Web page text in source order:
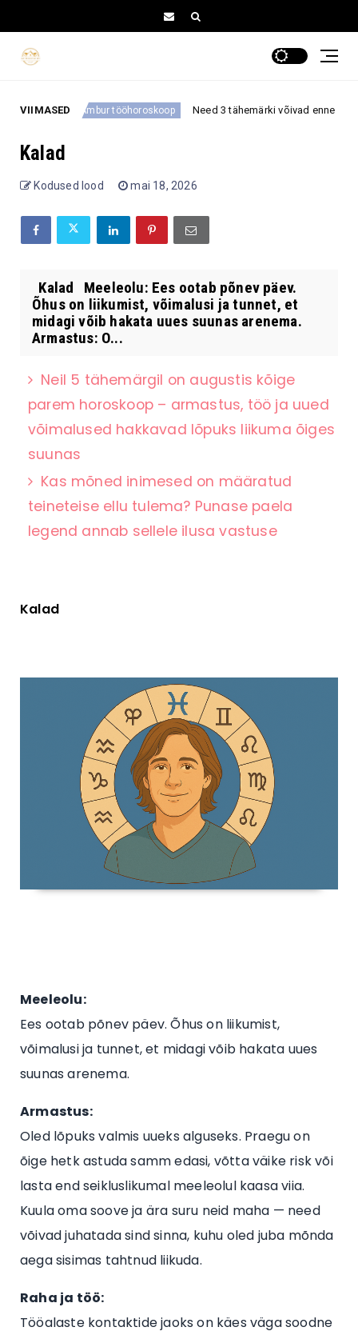
VIIMASEDAmbur tööhoroskoop Need 3 tähemärki võivad enne
Kalad
Kodused lood mai 18, 2026
Kalad Meeleolu: Ees ootab põnev päev.
Õhus on liikumist, võimalusi ja tunnet, et
midagi võib hakata uues suunas arenema.
Armastus: O...
Neil 5 tähemärgil on augustis kõige
parem horoskoop – armastus, töö ja uued
võimalused hakkavad lõpuks liikuma õiges
suunas
Kas mõned inimesed on määratud
teineteise ellu tulema? Punase paela
legend annab sellele ilusa vastuse
Kalad
Meeleolu:
Ees ootab põnev päev. Õhus on liikumist,
võimalusi ja tunnet, et midagi võib hakata uues
suunas arenema.
Armastus:
Oled lõpuks valmis uueks alguseks. Praegu on
õige hetk astuda samm edasi, võtta väike risk või
lasta end seikluslikumal meeleolul kaasa viia.
Kuula oma soove ja ära suru neid maha — need
võivad juhatada sind sinna, kuhu oled juba mõnda
aega sisimas tahtnud liikuda.
Raha ja töö:
Tööalaste kontaktide jaoks on käes väga soodne